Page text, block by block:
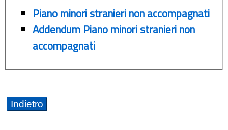
Piano minori stranieri non accompagnati
Addendum Piano minori stranieri non
accompagnati